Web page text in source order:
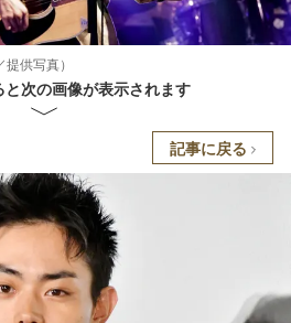
供写真）
と次の画像が表示されます
記事に戻る